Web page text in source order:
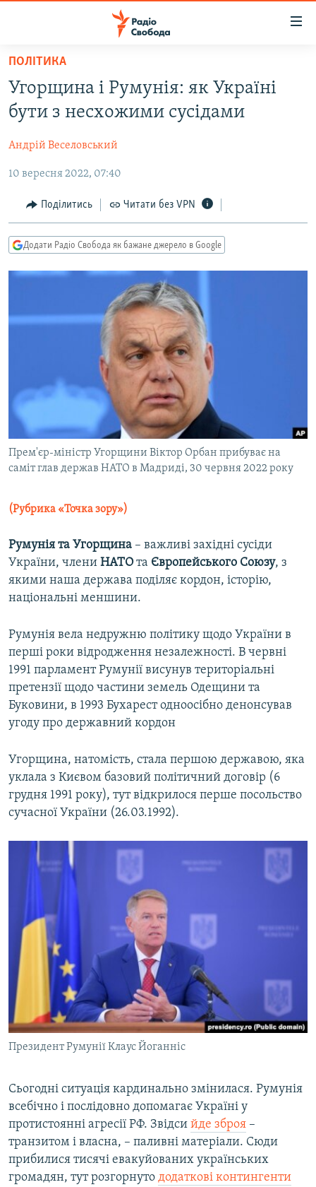
Перейти
основного
матеріалу
Перейти
до
навігації
Перейти
пошуку
ВСЕ ЗА ДОБУ
СТАТТІ
ПОЛІТИКА
ЕКОНОМІКА
СУСПІЛЬСТВО
СПОРТ
УКРАЇНА
ВІЙНА
РОСІЙСЬКА «ФІЛЬТРАЦІЯ»
ДОНБАС.РЕАЛІЇ
КРИМ.РЕАЛІЇ
ТИ ЯК?
СХЕМИ
КИТАЙ.ВИКЛИКИ
СПЕЦПРОЄКТИ
ПОДКАСТИ
РУС
КТАТ
ДОЛУЧАЙСЯ!
Усі сайти RFE/RL
ПОЛІТИКА
Угорщина і Румунія: як Україні
бути з несхожими сусідами
Андрій Веселовський
10 вересня 2022, 07:40
Поділитись Читати без VPN
Додати Радіо Свобода як бажане джерело в Google
Прем'єр-міністр Угорщини Віктор Орбан прибуває на
саміт глав держав НАТО в Мадриді, 30 червня 2022 року
(Рубрика «Точка зору»)
Румунія та Угорщина – важливі західні сусіди
України, члени НАТОта Європейського Союзу, з
якими наша держава поділяє кордон, історію,
національні меншини.
Румунія вела недружню політику щодо України в
перші роки відродження незалежності. В червні
1991 парламент Румунії висунув територіальні
претензії щодо частини земель Одещини та
Буковини, в 1993 Бухарест одноосібно денонсував
угоду про державний кордон
Угорщина, натомість, стала першою державою, яка
уклала з Києвом базовий політичний договір (6
грудня 1991 року), тут відкрилося перше посольство
сучасної України (26.03.1992).
Президент Румунії Клаус Йоганніс
Сьогодні ситуація кардинально змінилася. Румунія
всебічно і послідовно допомагає Україні у
протистоянні агресії РФ. Звідси йде зброя –
транзитом і власна, – паливні матеріали. Сюди
прибилися тисячі евакуйованих українських
громадян, тут розгорнуто додаткові контингенти